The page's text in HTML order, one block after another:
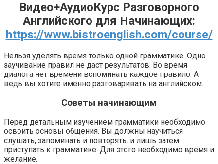
Видео+АудиоКурс Разговорного
Английского для Начинающих:
https://www.bistroenglish.com/course/
Нельзя уделять время только одной грамматике. Одно
заучивание правил не даст результатов. Во время
диалога нет времени вспоминать каждое правило. А
ведь вы хотите именно разговаривать на английском.
Советы начинающим
Перед детальным изучением грамматики необходимо
освоить основы общения. Вы должны научиться
слушать, запоминать и повторять, и лишь затем
приступать к грамматике. Для этого необходимо время и
желание.